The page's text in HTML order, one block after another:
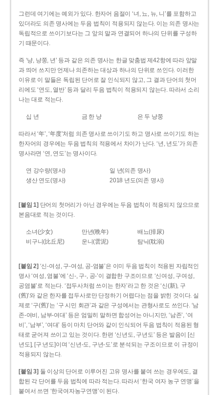
그런데 여기에는 예외가 있다. 한자어 음절이 ‘녀, 뇨, 뉴, 니’를 포함하고
있더라도 의존 명사에는 두음 법칙이 적용되지 않는다. 이는 의존 명사는
독립적으로 쓰이기보다는 그 앞의 말과 연결되어 하나의 단위를 구성하
기 때문이다.
즉 ‘냥, 냥쭝, 년’ 등과 같은 의존 명사는 한글 맞춤법 제42항에 따라 앞말
과 띄어 쓰지만 언제나 의존하는 대상과 하나의 단위로 쓰인다. 이러한
이유로 이 말들은 독립된 단어로 잘 인식되지 않고, 그 결과 단어의 첫머
리에도 ‘연도, 열반’ 등과 달리 두음 법칙이 적용되지 않는다. 따라서 소리
나는 대로 적는다.
십 년 금 한 냥 은 두 냥쭝
따라서 ‘年’, ‘年度’처럼 의존 명사로 쓰이기도 하고 명사로 쓰이기도 하는
한자어의 경우에는 두음 법칙의 적용에서 차이가 난다. ‘년, 년도’가 의존
명사라면 ‘연, 연도’는 명사이다.
연 강수량(명사)
일 년(의존 명사)
생산 연도(명사)
2018 년도(의존 명사)
[붙임 1] 단어의 첫머리가 아닌 경우에는 두음 법칙이 적용되지 않으므로
본음대로 적는 것이다.
소녀(少女) 만년(晩年)
배뇨(排尿)
비구니(比丘尼)
운니(雲泥) 탐닉(耽溺)
[붙임 2] ‘신-여성, 구-여성, 공-염불’은 이미 두음 법칙이 적용된 자립적인
명사 ‘여성, 염불’에 ‘신-, 구-, 공-’이 결합한 구조이므로 ‘신여성, 구여성,
공염불’로 적는다. ‘접두사처럼 쓰이는 한자’라고 한 것은 ‘신(新), 구
(舊)’와 같은 한자를 접두사로만 단정하기 어렵다는 점을 밝힌 것이다. 실
제로 ‘구(舊)’는 ‘구 시민 회관’과 같은 구성에서는 관형사로도 쓰인다. ‘남
존­-여비, 남부-­여대’ 등은 엄밀히 말하면 합성어는 아니지만, ‘남존’, ‘여
비’, ‘남부’, ‘여대’ 등이 마치 단어와 같이 인식되어 두음 법칙이 적용된 형
태로 굳어져 쓰이고 있는 것이다. 한편 ‘신년도, 구년도’ 등은 발음이 [신
년도], [구ː년도]이며 ‘신년­-도, 구년-­도’로 분석되는 구조이므로 이 규정이
적용되지 않는다.
[붙임 3] 둘 이상의 단어로 이루어진 고유 명사를 붙여 쓰는 경우에도, 결
합된 각 단어를 두음 법칙에 따라 적는다. 따라서 ‘한국 여자 농구 연맹’을
붙여서 쓰면 ‘한국여자농구연맹’이 된다.